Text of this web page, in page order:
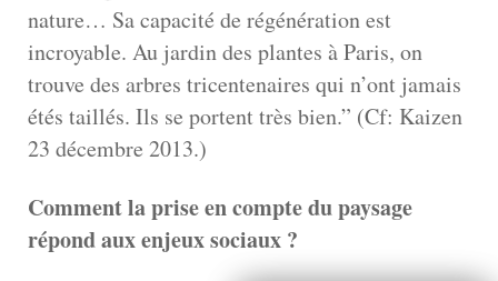
nature… Sa capacité de régénération est
incroyable. Au jardin des plantes à Paris, on
trouve des arbres tricentenaires qui n’ont jamais
étés taillés. Ils se portent très bien.” (Cf: Kaizen
23 décembre 2013.)
Comment la prise en compte du paysage
répond aux enjeux sociaux ?